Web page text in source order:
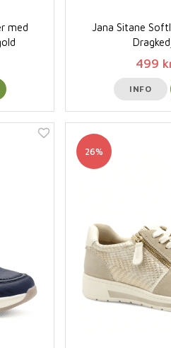
med
Jana Sitane
499
INFO
26%